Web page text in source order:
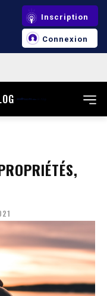
Inscription
Connexion